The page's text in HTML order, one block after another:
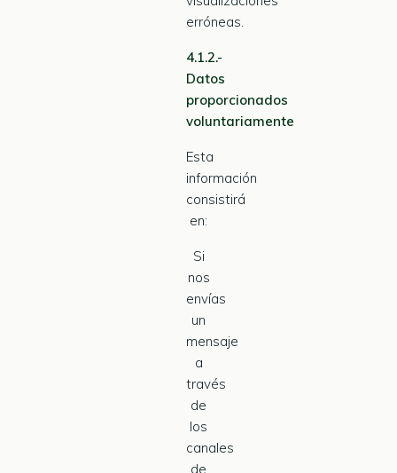
erróneas.
4.1.2.-
Datos
proporcionados
voluntariamente
Esta
información
consistirá
en:
Si
nos
envías
un
mensaje
a
través
de
los
canales
de